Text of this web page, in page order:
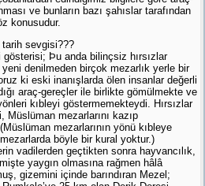
ve bunların bazı şahıslar tarafından
konusudur.
tarih sevgisi???
Þu anda bilinçsiz hırsızlar
denilmeden birçok mezarlık yerle bir
ki eski inanışlarda ölen insanlar değerli
araç-gereçler ile birlikte gömülmekte ve
kıbleyi göstermemekteydi. Hırsızlar
mezarlarını kazıp
(Müslüman mezarlarının yönü kıbleye
böyle bir kural yoktur.)
vadilerden geçtikten sonra hayvancılık,
yaygın olmasına rağmen hâlâ
gizemini içinde barındıran Mezel;